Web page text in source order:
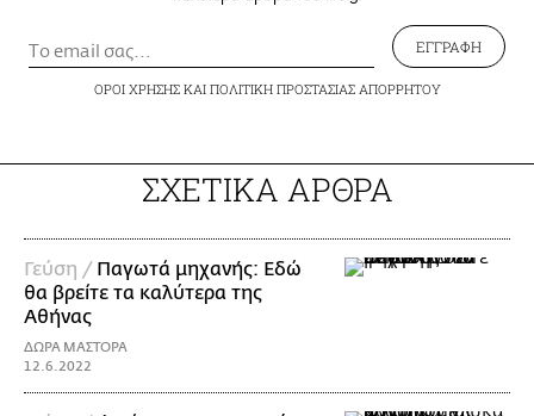
ΕΓΓΡΑΦΗ
ΟΡΟΙ ΧΡΗΣΗΣΚΑΙ ΠΟΛΙΤΙΚΗ ΠΡΟΣΤΑΣΙΑΣ ΑΠΟΡΡΗΤΟΥ
ΣΧΕΤΙΚΑ ΑΡΘΡΑ
Γεύση / Παγωτά μηχανής: Εδώ
θα βρείτε τα καλύτερα της
Αθήνας
ΔΩΡΑ ΜΑΣΤΟΡΑ
12.6.2022